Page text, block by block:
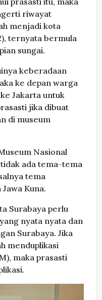
riwayat
menjadi kota
ternyata bermula
sungai.
keberadaan
ke depan warga
Jakarta untuk
jika dibuat
di museum
Nasional
ada tema-tema
tema
Kuna.
Surabaya perlu
nyata nyata dan
Surabaya. Jika
menduplikasi
maka prasasti